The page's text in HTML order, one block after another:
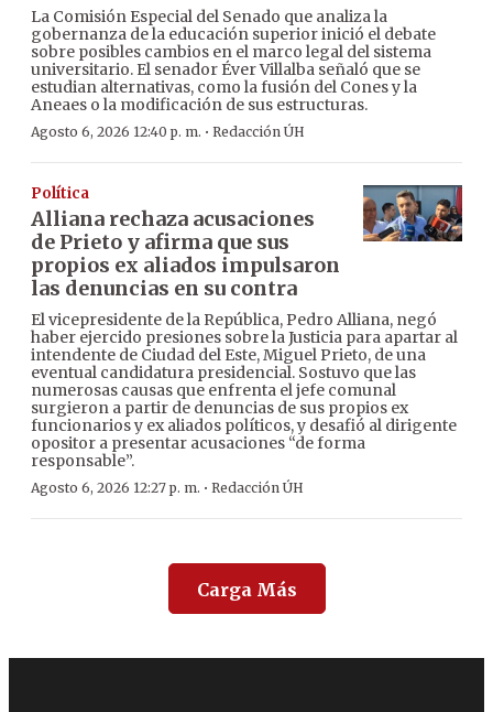
La Comisión Especial del Senado que analiza la
gobernanza de la educación superior inició el debate
sobre posibles cambios en el marco legal del sistema
universitario. El senador Éver Villalba señaló que se
estudian alternativas, como la fusión del Cones y la
Aneaes o la modificación de sus estructuras.
Agosto 6, 2026 12:40 p. m. · Redacción ÚH
Política
Alliana rechaza acusaciones
de Prieto y afirma que sus
propios ex aliados impulsaron
las denuncias en su contra
El vicepresidente de la República, Pedro Alliana, negó
haber ejercido presiones sobre la Justicia para apartar al
intendente de Ciudad del Este, Miguel Prieto, de una
eventual candidatura presidencial. Sostuvo que las
numerosas causas que enfrenta el jefe comunal
surgieron a partir de denuncias de sus propios ex
funcionarios y ex aliados políticos, y desafió al dirigente
opositor a presentar acusaciones “de forma
responsable”.
Agosto 6, 2026 12:27 p. m. · Redacción ÚH
Carga Más